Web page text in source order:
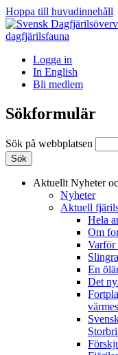
Hoppa till huvudinnehåll
Logga in
In English
Bli medlem
Sökformulär
Sök på webbplatsen
Aktuellt Nyheter
Nyheter
Aktuell
Hela
Om
Varför
En
Det